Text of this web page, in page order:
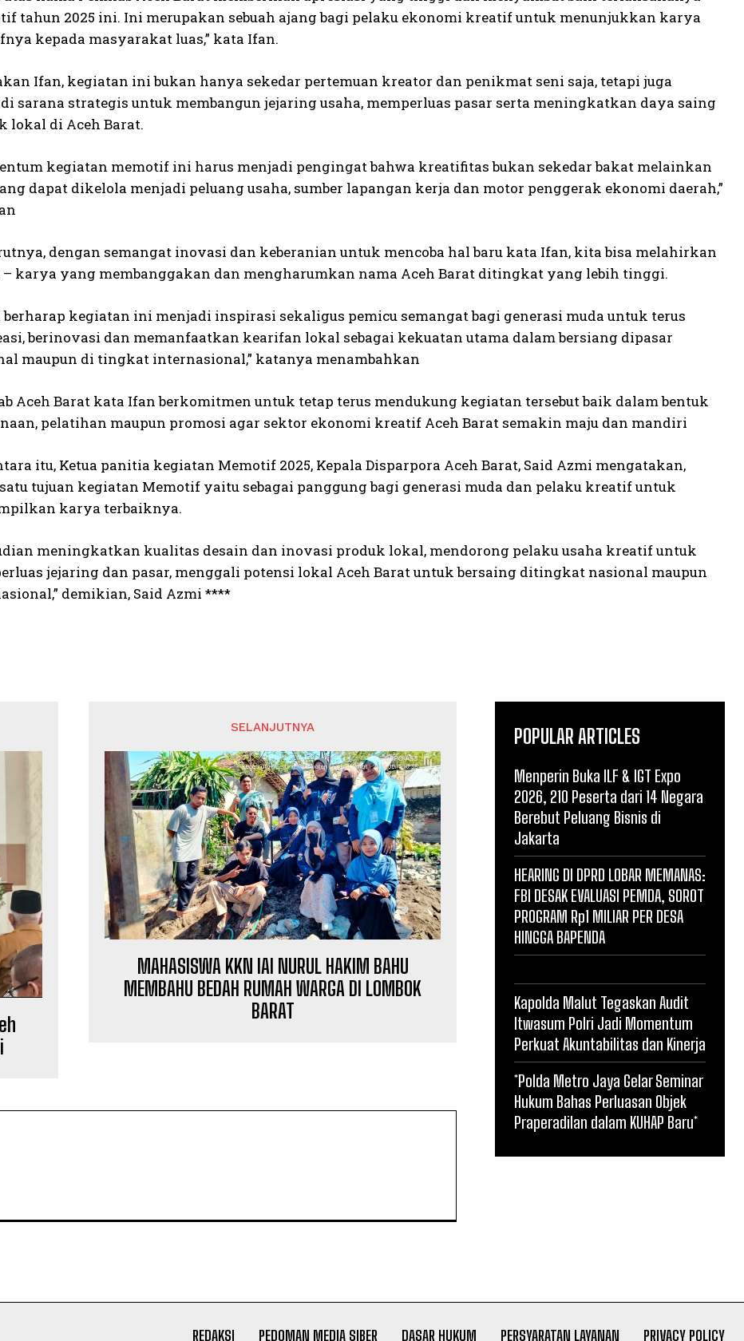
tahun 2025 ini. Ini merupakan sebuah ajang bagi pelaku ekonomi kreatif untuk menunjukkan karya
kepada masyarakat luas,” kata Ifan.
Ifan, kegiatan ini bukan hanya sekedar pertemuan kreator dan penikmat seni saja, tetapi juga
sarana strategis untuk membangun jejaring usaha, memperluas pasar serta meningkatkan daya saing
lokal di Aceh Barat.
kegiatan memotif ini harus menjadi pengingat bahwa kreatifitas bukan sekedar bakat melainkan
dapat dikelola menjadi peluang usaha, sumber lapangan kerja dan motor penggerak ekonomi daerah,”
dengan semangat inovasi dan keberanian untuk mencoba hal baru kata Ifan, kita bisa melahirkan
karya yang membanggakan dan mengharumkan nama Aceh Barat ditingkat yang lebih tinggi.
berharap kegiatan ini menjadi inspirasi sekaligus pemicu semangat bagi generasi muda untuk terus
berinovasi dan memanfaatkan kearifan lokal sebagai kekuatan utama dalam bersiang dipasar
maupun di tingkat internasional,” katanya menambahkan
Aceh Barat kata Ifan berkomitmen untuk tetap terus mendukung kegiatan tersebut baik dalam bentuk
pelatihan maupun promosi agar sektor ekonomi kreatif Aceh Barat semakin maju dan mandiri
itu, Ketua panitia kegiatan Memotif 2025, Kepala Disparpora Aceh Barat, Said Azmi mengatakan,
tujuan kegiatan Memotif yaitu sebagai panggung bagi generasi muda dan pelaku kreatif untuk
karya terbaiknya.
meningkatkan kualitas desain dan inovasi produk lokal, mendorong pelaku usaha kreatif untuk
jejaring dan pasar, menggali potensi lokal Aceh Barat untuk bersaing ditingkat nasional maupun
demikian, Said Azmi ****
SELANJUTNYA
MAHASISWA KKN IAI NURUL HAKIM BAHU
MEMBAHU BEDAH RUMAH WARGA DI LOMBOK
BARAT
POPULAR ARTICLES
Menperin Buka ILF & IGT Expo
2026, 210 Peserta dari 14 Negara
Berebut Peluang Bisnis di
Jakarta
HEARING DI DPRD LOBAR MEMANAS:
FBI DESAK EVALUASI PEMDA, SOROT
PROGRAM Rp1 MILIAR PER DESA
HINGGA BAPENDA
Kapolda Malut Tegaskan Audit
Itwasum Polri Jadi Momentum
Perkuat Akuntabilitas dan Kinerja
*Polda Metro Jaya Gelar Seminar
Hukum Bahas Perluasan Objek
Praperadilan dalam KUHAP Baru*
REDAKSI PEDOMAN MEDIA SIBER DASAR HUKUM PERSYARATAN LAYANAN PRIVACY POLICY